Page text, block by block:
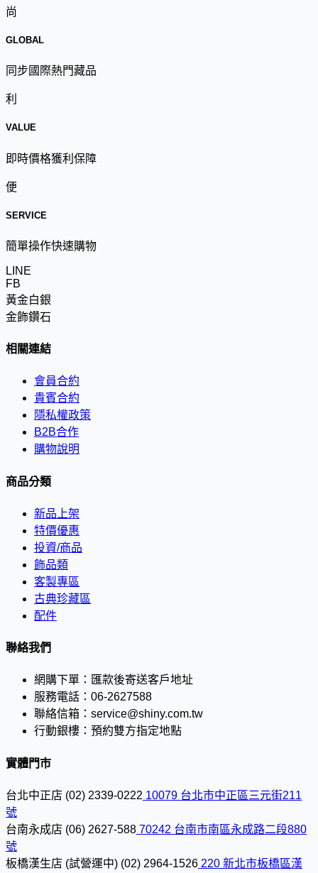
尚
GLOBAL
同步國際熱門藏品
利
VALUE
即時價格獲利保障
便
SERVICE
簡單操作快速購物
LINE
FB
黃金白銀
金飾鑽石
相關連結
會員合約
貴賓合約
隱私權政策
B2B合作
購物說明
商品分類
新品上架
特價優惠
投資/商品
飾品類
客製專區
古典珍藏區
配件
聯絡我們
網購下單： 匯款後寄送客戶地址
服務電話： 06-2627588
聯絡信箱： service@shiny.com.tw
行動銀樓： 預約雙方指定地點
實體門市
台北中正店 (02) 2339-0222 10079 台北市中正區三元街211
號
台南永成店 (06) 2627-588 70242 台南市南區永成路二段880
號
板橋漢生店 (試營運中) (02) 2964-1526 220 新北市板橋區漢